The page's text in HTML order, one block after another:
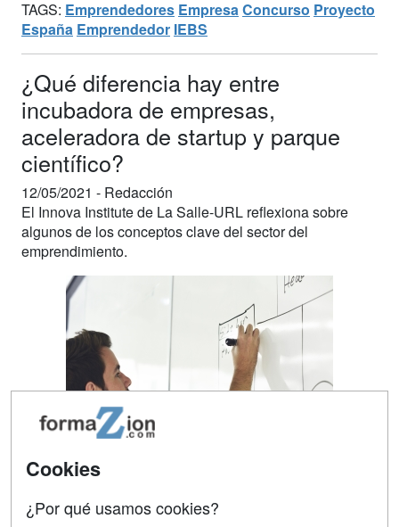
TAGS: Emprendedores Empresa Concurso Proyecto
España Emprendedor IEBS
¿Qué diferencia hay entre
incubadora de empresas,
aceleradora de startup y parque
científico?
12/05/2021 - Redacción
El Innova Institute de La Salle-URL reflexiona sobre
algunos de los conceptos clave del sector del
emprendimiento.
En el entorno emprendedor a menudo surgen conceptos
Cookies
¿Por qué usamos cookies?